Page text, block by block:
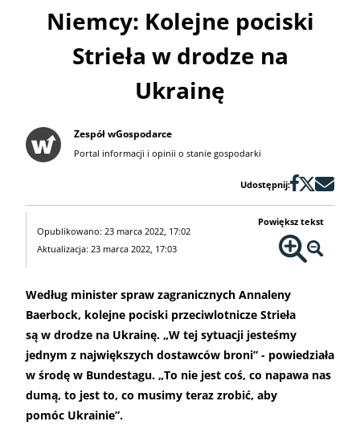
Niemcy: Kolejne pociski
Strieła w drodze na
Ukrainę
Zespół wGospodarce
Portal informacji i opinii o stanie gospodarki
Udostępnij:
Opublikowano: 23 marca 2022, 17:02
Aktualizacja: 23 marca 2022, 17:03
Powiększ tekst
Według minister spraw zagranicznych Annaleny
Baerbock, kolejne pociski przeciwlotnicze Strieła
są w drodze na Ukrainę. „W tej sytuacji jesteśmy
jednym z największych dostawców broni” - powiedziała
w środę w Bundestagu. „To nie jest coś, co napawa nas
dumą, to jest to, co musimy teraz zrobić, aby
pomóc Ukrainie”.